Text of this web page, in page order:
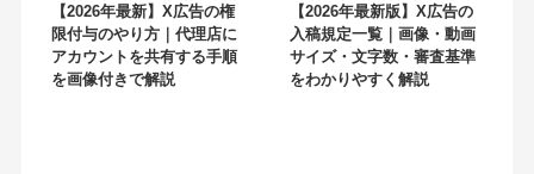
【2026年最新】X広告の権
限付与のやり方｜代理店に
アカウントを共有する手順
を画像付きで解説
【2026年最新版】X広告の
入稿規定一覧｜画像・動画
サイズ・文字数・審査基準
をわかりやすく解説